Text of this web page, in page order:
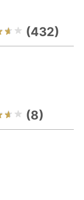
(432)
(8)